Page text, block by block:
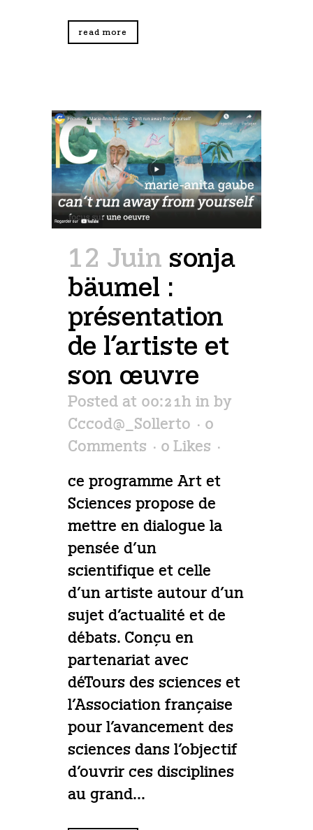
read more
12 Juin sonja
bäumel :
présentation
de l’artiste et
son œuvre
Posted at 00:21h in by
Cccod@_Sollerto
0
Comments
0Likes
ce programme Art et
Sciences propose de
mettre en dialogue la
pensée d’un
scientifique et celle
d’un artiste autour d’un
sujet d’actualité et de
débats. Conçu en
partenariat avec
déTours des sciences et
l’Association française
pour l’avancement des
sciences dans l’objectif
d’ouvrir ces disciplines
au grand...